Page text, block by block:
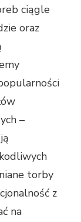
ciągle
oraz
–
torby
z
na